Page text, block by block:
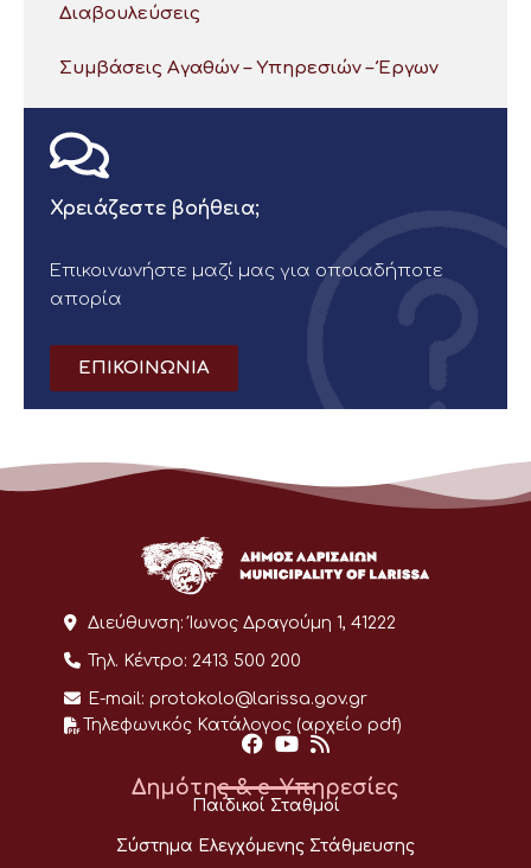
Διαβουλεύσεις
Συμβάσεις Αγαθών – Υπηρεσιών – Έργων
Χρειάζεστε βοήθεια;
Επικοινωνήστε μαζί μας για οποιαδήποτε
απορία
ΕΠΙΚΟΙΝΩΝΙΑ
Διεύθυνση: Ίωνος Δραγούμη 1, 41222
Τηλ. Κέντρο: 2413 500 200
E-mail: protokolo@larissa.gov.gr
Τηλεφωνικός Κατάλογος (αρχείο pdf)
Δημότης & e-Υπηρεσίες
Παιδικοί Σταθμοί
Σύστημα Ελεγχόμενης Στάθμευσης